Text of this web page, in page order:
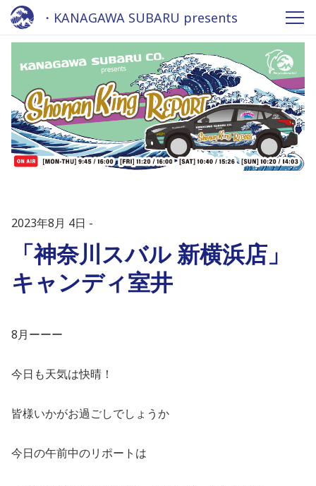
・KANAGAWA SUBARU presents
Shonan King REPORT 2023 - Fm
yokohama 84.7
2023年8月 4日
「神奈川スバル 新横浜店」
キャンディ室井
8月ーーー
今日も天気は快晴！
皆様いかがお過ごしでしょうか
今日の午前中のリポートは